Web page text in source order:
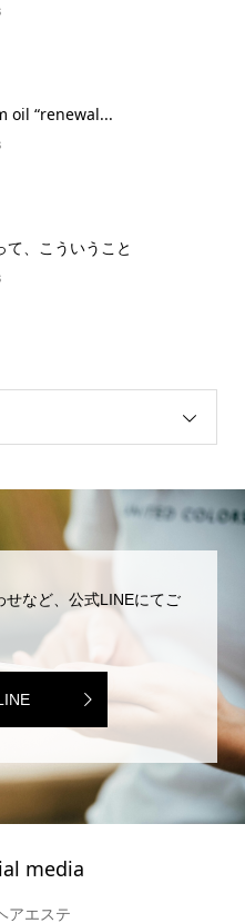
oil “renewal...
て、こういうこと
など、公式LINEにてご
media
アエステ